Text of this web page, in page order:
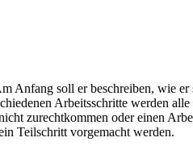
soll er beschreiben, wie
Arbeitsschritte werden
zurechtkommen oder einen
Teilschritt vorgemacht werden.